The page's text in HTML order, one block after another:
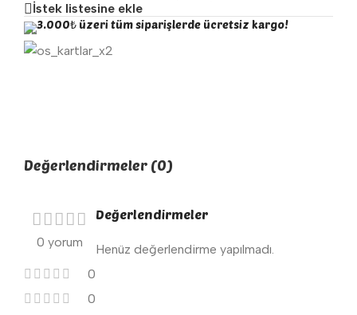
İstek listesine ekle
3.000₺ üzeri tüm siparişlerde ücretsiz kargo!
Değerlendirmeler (0)
0 yorum
0
0
Değerlendirmeler
Henüz değerlendirme yapılmadı.